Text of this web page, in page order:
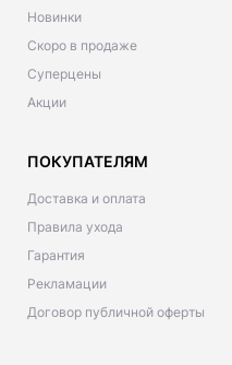
Новинки
Скоро в продаже
Суперцены
Акции
ПОКУПАТЕЛЯМ
Доставка и оплата
Правила ухода
Гарантия
Рекламации
Договор публичной оферты